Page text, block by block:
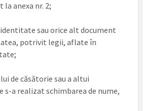
anexa nr. 2;
sau orice alt document
potrivit legii, aflate în
de căsătorie sau a altui
s-a realizat schimbarea de nume,